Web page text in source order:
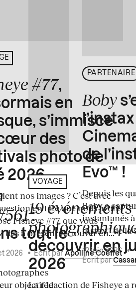
:
tout le
objectif le
#77,
en
s’immisce
des
photo de
2026
nos images ? C’est avec
en tête que nous avons
Fisheye #77, que vous
dès à présent retrouver en...
2026 •Écrit par Apolline Coëffet
VOYAGE
19 événements
découvrir en
2026
La rédaction de Fisheye a
PARTENAIRE
Boby
de
Evo™ !
Depuis les
Boby a
instantanés
instax™ de la
12 juin 2026 •
Écrit par